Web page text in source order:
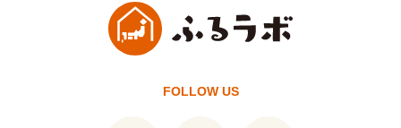
FOLLOW US